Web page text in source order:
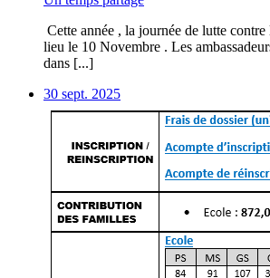
Cette année , la journée de lutte contre
lieu le 10 Novembre . Les
dans [...]
30 sept. 2025